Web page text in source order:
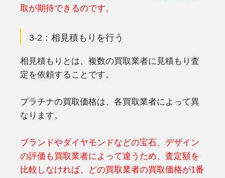
取が期待できるのです。
3-2：相見積もりを行う
相見積もりとは、複数の買取業者に見積もり査
定を依頼することです。
プラチナの買取価格は、各買取業者によって異
なります。
ブランドやダイヤモンドなどの宝石、デザイン
の評価も買取業者によって違うため、査定額を
比較しなければ、どの買取業者の買取価格が1番